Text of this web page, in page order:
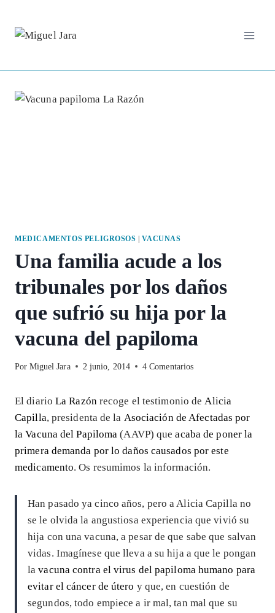
contenido
MEDICAMENTOS PELIGROSOS |VACUNAS
Una familia acude a los
tribunales por los daños
que sufrió su hija por la
vacuna del papiloma
Por Miguel Jara 2 junio, 2014 4 Comentarios
El diarioLa Razón recoge el testimonio de Alicia
Capilla, presidenta de la Asociación de Afectadas por
la Vacuna del Papiloma (AAVP) queacaba de poner la
primera demanda por lo daños causados por este
medicamento. Os resumimos la información.
Han pasado ya cinco años, pero a Alicia Capilla no
se le olvida la angustiosa experiencia que vivió su
hija con una vacuna, a pesar de que sabe que salvan
vidas. Imagínese que lleva a su hija a que le pongan
lavacuna contra el virus del papiloma humano para
evitar el cáncer de útero y que, en cuestión de
segundos, todo empiece a ir mal, tan mal que su